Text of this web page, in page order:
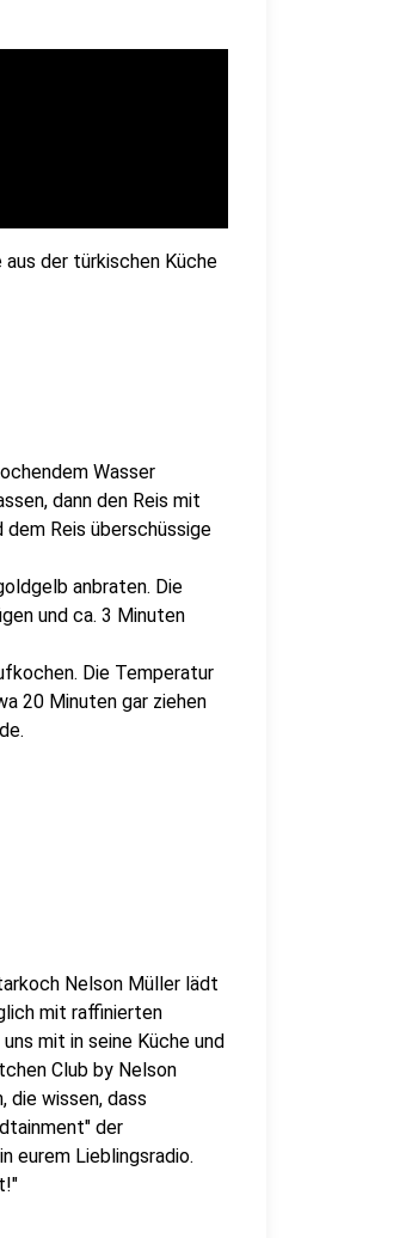
der türkischen Küche
Wasser
dann den Reis mit
dem Reis überschüssige
anbraten. Die
und ca. 3 Minuten
Die Temperatur
20 Minuten gar ziehen
Nelson Müller lädt
mit raffinierten
mit in seine Küche und
Club by Nelson
die wissen, dass
der
eurem Lieblingsradio.